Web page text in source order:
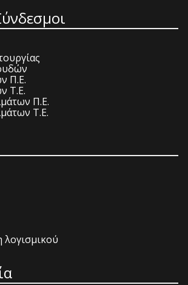
Π.Ε.
Τ.Ε.
Π.Ε.
Τ.Ε.